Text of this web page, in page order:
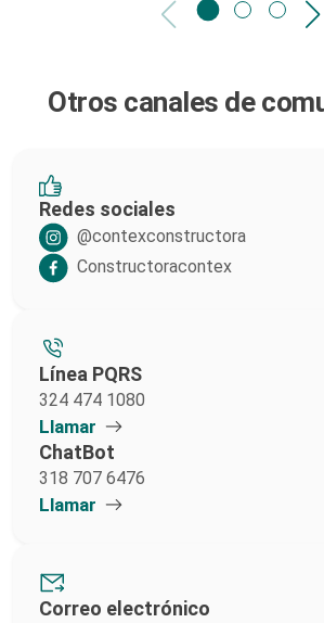
Otros canales de
Redes sociales
@contexconstructora
Constructoracontex
Línea PQRS
324 474 1080
Llamar
ChatBot
318 707 6476
Llamar
Correo electrónico